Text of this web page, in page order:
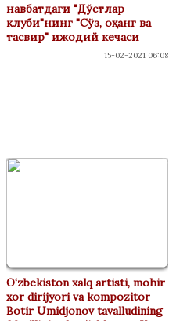
навбатдаги "Дўстлар
клуби"нинг "Сўз, оҳанг ва
тасвир" ижодий кечаси
15-02-2021 06:08
O‘zbekiston xalq artisti, mohir
xor dirijyori va kompozitor
Botir Umidjonov tavalludining